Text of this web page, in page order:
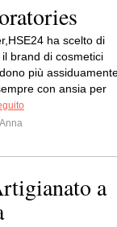
ha scelto di
brand di cosmetici
più
con ansia per
a